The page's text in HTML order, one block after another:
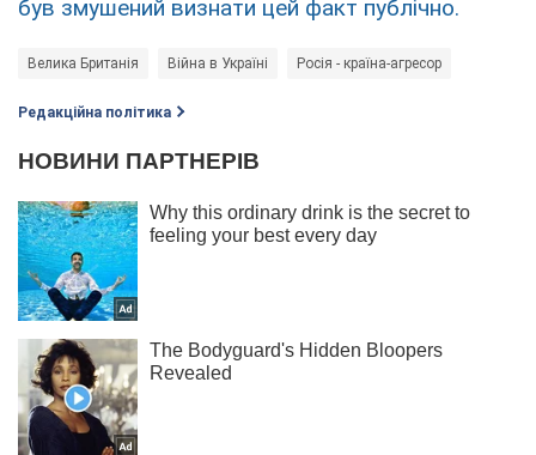
був змушений визнати цей факт публічно.
Велика Британія Війна в Україні Росія - країна-агресор
Редакційна політика